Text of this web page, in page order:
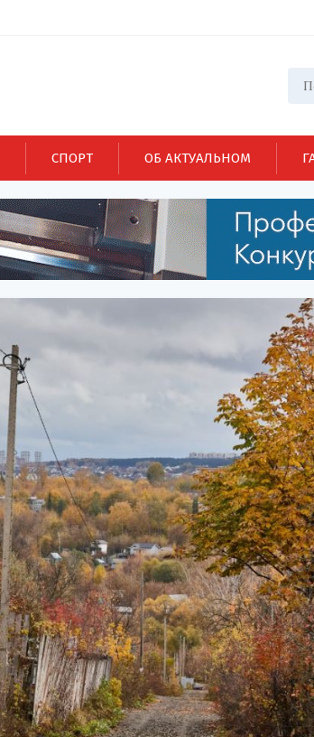
СПОРТ ОБ АКТУАЛЬНОМ